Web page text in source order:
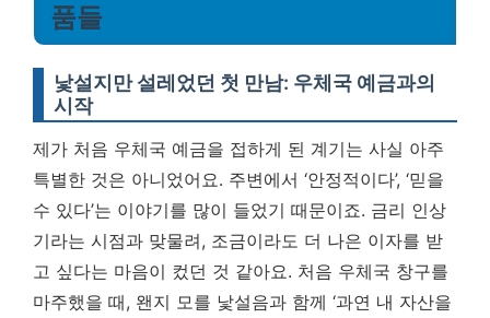
품들
낯설지만 설레었던 첫 만남: 우체국 예금과의
시작
제가 처음 우체국 예금을 접하게 된 계기는 사실 아주
특별한 것은 아니었어요. 주변에서 ‘안정적이다’, ‘믿을
수 있다’는 이야기를 많이 들었기 때문이죠. 금리 인상
기라는 시점과 맞물려, 조금이라도 더 나은 이자를 받
고 싶다는 마음이 컸던 것 같아요. 처음 우체국 창구를
마주했을 때, 왠지 모를 낯설음과 함께 ‘과연 내 자산을